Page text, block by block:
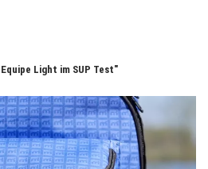
Light im SUP Test"